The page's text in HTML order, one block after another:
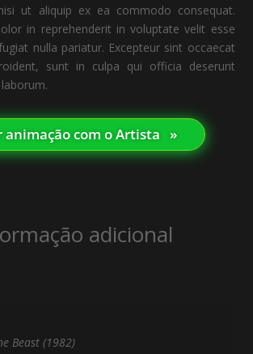
ut aliquip ex ea commodo consequat.
in reprehenderit in voluptate velit esse
nulla pariatur. Excepteur sint occaecat
sunt in culpa qui officia deserunt
animação com o Artista⠀»
adicional
Beast (1982)